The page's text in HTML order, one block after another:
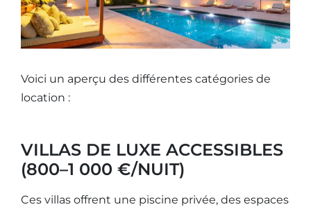
Voici un aperçu des différentes catégories de
location :
VILLAS DE LUXE ACCESSIBLES
(800–1 000 €/NUIT)
Ces villas offrent une piscine privée, des espaces